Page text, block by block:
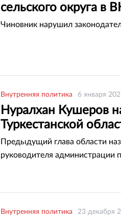
сельского округа в
Чиновник нарушил
Внутренняя политика 6 января
Нуралхан Кушеров
Туркестанской
Предыдущий глава области
руководителя администрации
Внутренняя политика 23 декабря